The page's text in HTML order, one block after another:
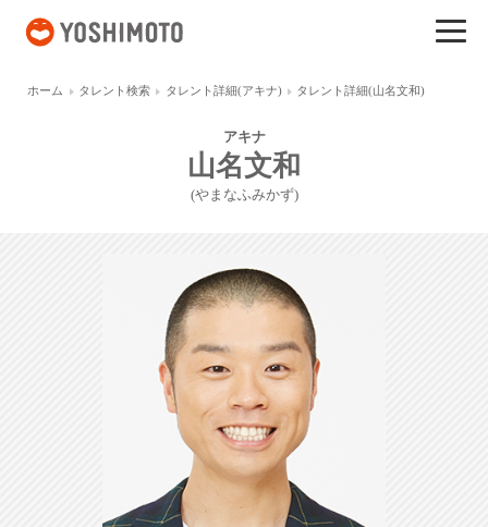
ホーム タレント検索 タレント詳細(アキナ) タレント詳細(山名文和)
アキナ
山名文和
(やまなふみかず)